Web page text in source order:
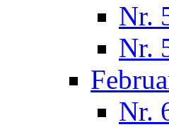
Nr.
Nr.
Nr.